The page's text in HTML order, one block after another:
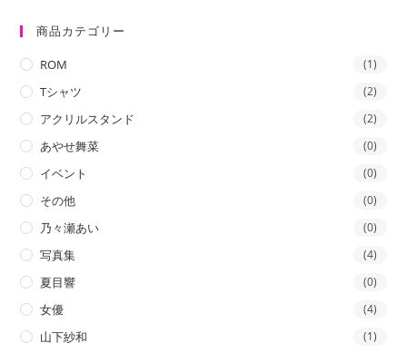
商品カテゴリー
ROM (1)
Tシャツ (2)
アクリルスタンド (2)
あやせ舞菜 (0)
イベント (0)
その他 (0)
乃々瀬あい (0)
写真集 (4)
夏目響 (0)
女優 (4)
山下紗和 (1)